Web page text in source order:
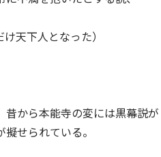
天下人となった）
から本能寺の変には黒幕説が
せられている。